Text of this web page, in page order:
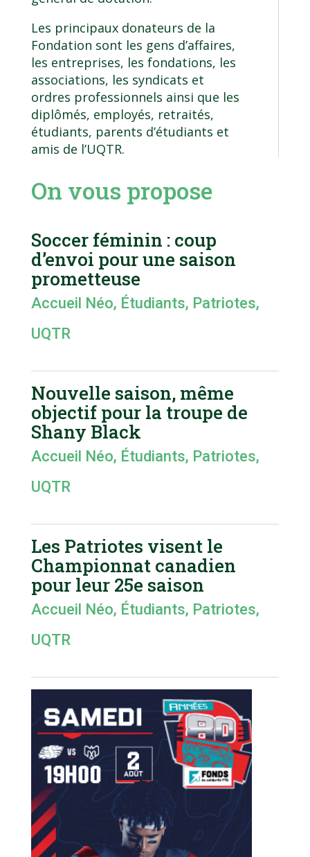
Les principaux donateurs de la
Fondation sont les gens d’affaires,
les entreprises, les fondations, les
associations, les syndicats et
ordres professionnels ainsi que les
diplômés, employés, retraités,
étudiants, parents d’étudiants et
amis de l’UQTR.
On vous propose
Soccer féminin : coup
d’envoi pour une saison
prometteuse
Accueil Néo, Étudiants, Patriotes,
UQTR
Nouvelle saison, même
objectif pour la troupe de
Shany Black
Accueil Néo, Étudiants, Patriotes,
UQTR
Les Patriotes visent le
Championnat canadien
pour leur 25e saison
Accueil Néo, Étudiants, Patriotes,
UQTR